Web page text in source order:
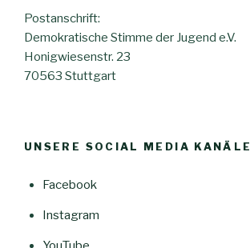
Postanschrift:
Demokratische Stimme der Jugend e.V.
Honigwiesenstr. 23
70563 Stuttgart
UNSERE SOCIAL MEDIA KANÄLE
Facebook
Instagram